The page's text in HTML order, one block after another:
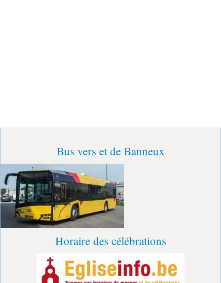
Bus vers et de Banneux
Horaire des célébrations